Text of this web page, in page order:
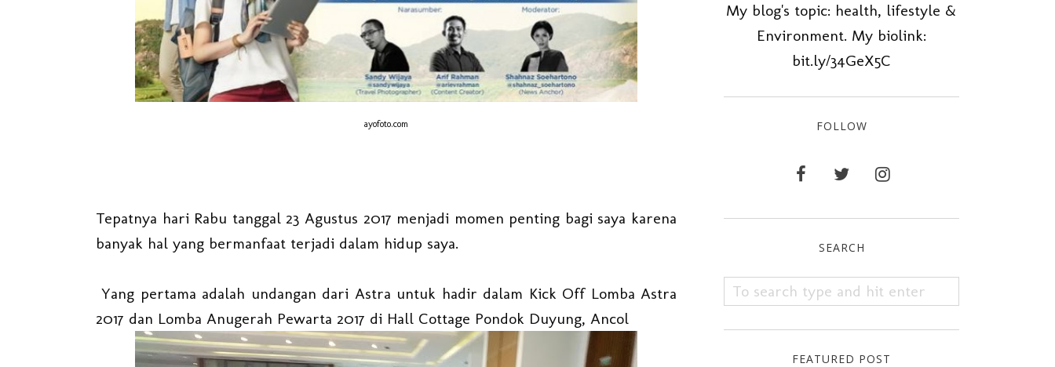
ayofoto.com
Tepatnya hari Rabu tanggal 23 Agustus 2017 menjadi momen penting bagi saya karena
banyak hal yang bermanfaat terjadi dalam hidup saya.
Yang pertama adalah undangan dari Astra untuk hadir dalam Kick Off Lomba Astra
2017 dan Lomba Anugerah Pewarta 2017 di Hall Cottage Pondok Duyung, Ancol
My blog's topic: health, lifestyle &
Environment. My biolink:
bit.ly/34GeX5C
FOLLOW
SEARCH
FEATURED POST